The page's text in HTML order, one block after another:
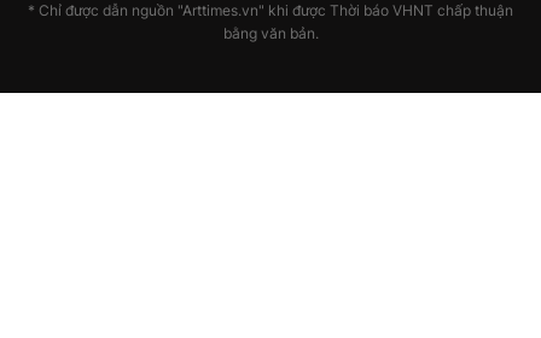
* Chỉ được dẫn nguồn "Arttimes.vn" khi được Thời báo VHNT chấp thuận
bằng văn bản.